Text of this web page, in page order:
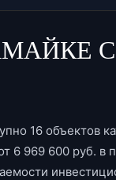
16 объектов
6 969 600 руб. в